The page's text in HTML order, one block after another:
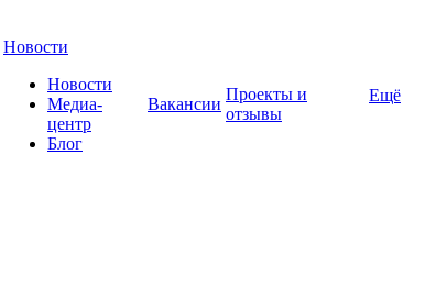
Новости
Новости
Медиа-
центр
Блог
Вакансии
Проекты и
отзывы
Ещё